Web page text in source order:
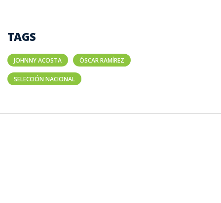
TAGS
JOHNNY ACOSTA ÓSCAR RAMÍREZ
SELECCIÓN NACIONAL